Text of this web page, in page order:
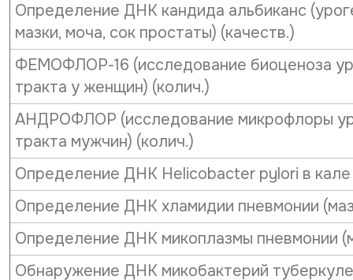
Определение ДНК кандида альбиканс
мазки, моча, сок простаты) (качеств.)
ФЕМОФЛОР-16 (исследование биоценоза
тракта у женщин) (колич.)
АНДРОФЛОР (исследование микрофлоры
тракта мужчин) (колич.)
Определение ДНК Helicobacter pylori в кале
Определение ДНК хламидии пневмонии
Определение ДНК микоплазмы пневмонии
Обнаружение ДНК микобактерий